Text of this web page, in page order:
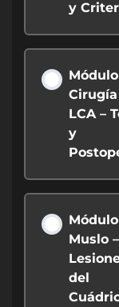
y
LCA –
y
Módulo
Muslo –
del